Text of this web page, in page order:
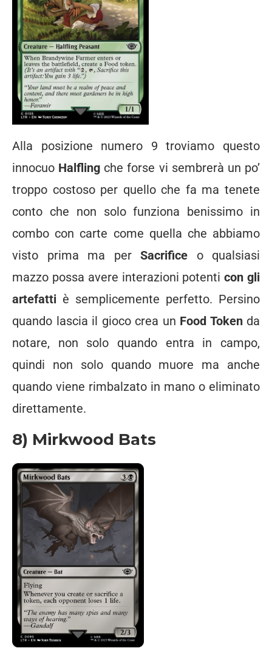
Alla posizione numero 9 troviamo questo
innocuo Halfling che forse vi sembrerà un po’
troppo costoso per quello che fa ma tenete
conto che non solo funziona benissimo in
combo con carte come quella che abbiamo
visto prima ma per Sacrifice o qualsiasi
mazzo possa avere interazioni potenticon gli
artefatti è semplicemente perfetto. Persino
quando lascia il gioco crea un Food Tokenda
notare, non solo quando entra in campo,
quindi non solo quando muore ma anche
quando viene rimbalzato in mano o eliminato
direttamente.
8) Mirkwood Bats